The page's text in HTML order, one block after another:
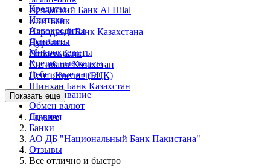
Исламский Банк Al Hilal
КЗИ Банк
Народный Банк Казахстана
Нурбанк
Отбасы банк
Ситибанк Казахстан
ЦентрКредит (БЦК)
Шинхан Банк Казахстан
Кредиты
Ипотека
Автокредиты
Депозиты
Микрокредиты
Кредитные карты
Дебетовые карты
Обслуживание
Обмен валют
Другое
Показать еще
Главная
Банки
АО ДБ "Национальный Банк Пакистана"
Отзывы
Все отлично и быстро